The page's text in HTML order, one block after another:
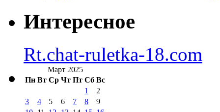
Интересное
Rt.chat-ruletka-18.com
Март 2025
Пн Вт Ср Чт Пт Сб Вс
1
2
3
4 5 6 7 8
9